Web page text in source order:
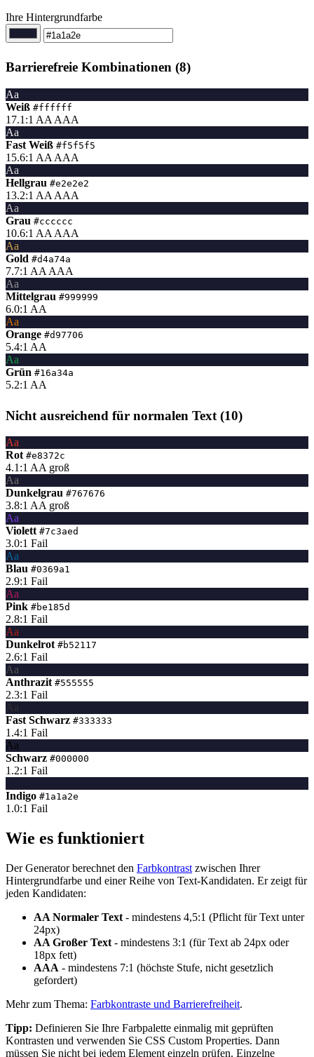
Ihre Hintergrundfarbe
Barrierefreie Kombinationen (8)
Aa
Weiß #ffffff
17.1:1 AA AAA
Aa
Fast Weiß #f5f5f5
15.6:1 AA AAA
Aa
Hellgrau #e2e2e2
13.2:1 AA AAA
Aa
Grau #cccccc
10.6:1 AA AAA
Aa
Gold #d4a74a
7.7:1 AA AAA
Aa
Mittelgrau #999999
6.0:1 AA
Aa
Orange #d97706
5.4:1 AA
Aa
Grün #16a34a
5.2:1 AA
Nicht ausreichend für normalen Text (10)
Aa
Rot #e8372c
4.1:1 AA groß
Aa
Dunkelgrau #767676
3.8:1 AA groß
Aa
Violett #7c3aed
3.0:1 Fail
Aa
Blau #0369a1
2.9:1 Fail
Aa
Pink #be185d
2.8:1 Fail
Aa
Dunkelrot #b52117
2.6:1 Fail
Aa
Anthrazit #555555
2.3:1 Fail
Aa
Fast Schwarz #333333
1.4:1 Fail
Aa
Schwarz #000000
1.2:1 Fail
Indigo #1a1a2e
1.0:1 Fail
Wie es funktioniert
Der Generator berechnet den Farbkontrast zwischen Ihrer
Hintergrundfarbe und einer Reihe von Text-Kandidaten. Er zeigt für
jeden Kandidaten:
AA Normaler Text - mindestens 4,5:1 (Pflicht für Text unter
24px)
AA Großer Text - mindestens 3:1 (für Text ab 24px oder
18px fett)
AAA - mindestens 7:1 (höchste Stufe, nicht gesetzlich
gefordert)
Mehr zum Thema: Farbkontraste und Barrierefreiheit.
Tipp: Definieren Sie Ihre Farbpalette einmalig mit geprüften
Kontrasten und verwenden Sie CSS Custom Properties. Dann
müssen Sie nicht bei jedem Element einzeln prüfen. Einzelne